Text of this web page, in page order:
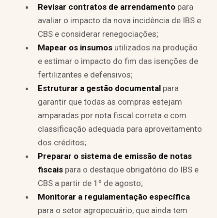
Revisar contratos de arrendamento para
avaliar o impacto da nova incidência de IBS e
CBS e considerar renegociações;
Mapear os insumos utilizados na produção
e estimar o impacto do fim das isenções de
fertilizantes e defensivos;
Estruturar a gestão documental para
garantir que todas as compras estejam
amparadas por nota fiscal correta e com
classificação adequada para aproveitamento
dos créditos;
Preparar o sistema de emissão de notas
fiscais para o destaque obrigatório do IBS e
CBS a partir de 1º de agosto;
Monitorar a regulamentação específica
para o setor agropecuário, que ainda tem